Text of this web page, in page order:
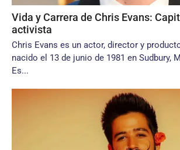
Vida y Carrera de Chris Evans:
activista
Chris Evans es un actor, director y
nacido el 13 de junio de 1981 en Sudbury,
Es...